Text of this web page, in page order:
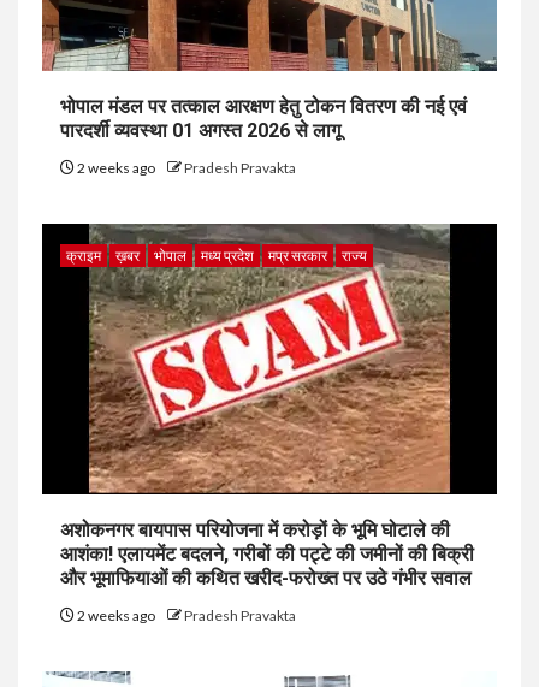
भोपाल मंडल पर तत्काल आरक्षण हेतु टोकन वितरण की नई एवं
पारदर्शी व्यवस्था 01 अगस्त 2026 से लागू
2 weeks ago Pradesh Pravakta
क्राइम ख़बर भोपाल मध्य प्रदेश मप्र सरकार राज्य
अशोकनगर बायपास परियोजना में करोड़ों के भूमि घोटाले की
आशंका! एलायमेंट बदलने, गरीबों की पट्टे की जमीनों की बिक्री
और भूमाफियाओं की कथित खरीद-फरोख्त पर उठे गंभीर सवाल
2 weeks ago Pradesh Pravakta